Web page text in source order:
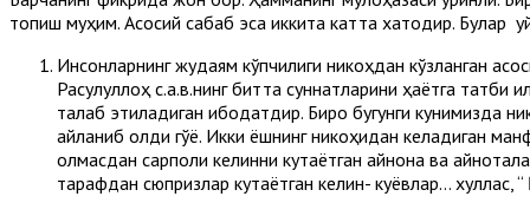
топиш муҳим. Асосий сабаб эса иккита катта хатодир. Булар
Инсонларнинг жудаям кўпчилиги никоҳдан кўзланган
Расулуллоҳ с.а.в.нинг битта суннатларини ҳаётга
талаб этиладиган ибодатдир. Бироқ бугунги кунимизда
айланиб қолди гўё. Икки ёшнинг никоҳидан келадиган
олмасдан сарполи келинни кутаётган қайнона ва
тарафдан сюпризлар кутаётган келин- куёвлар… хуллас, “